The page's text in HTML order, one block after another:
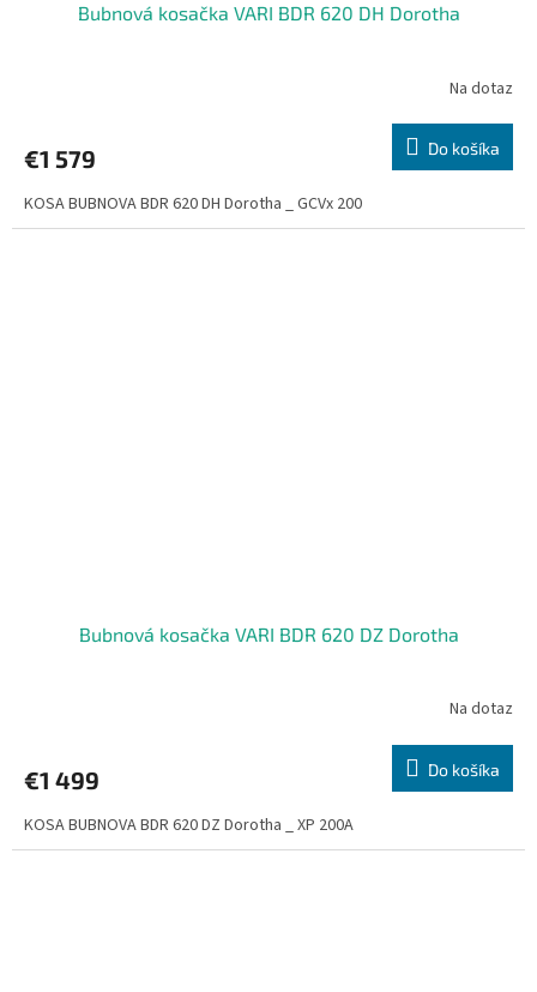
Bubnová kosačka VARI BDR 620 DH Dorotha
Na dotaz
€1 579 Do košíka
KOSA BUBNOVA BDR 620 DH Dorotha _ GCVx 200
Bubnová kosačka VARI BDR 620 DZ Dorotha
Na dotaz
€1 499 Do košíka
KOSA BUBNOVA BDR 620 DZ Dorotha _ XP 200A